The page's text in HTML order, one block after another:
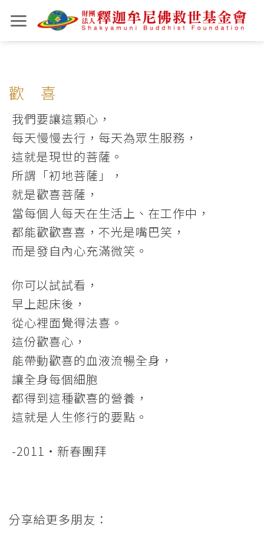
to
content
歡 喜
我們要讓這顆心，
每天慢慢去行，每天為眾生服務，
這就是現世的菩薩。
所謂「初地菩薩」，
就是歡喜菩薩，
當每個人每天在生活上、在工作中，
都能歡歡喜喜，不光是嘴巴笑，
而是發自內心充滿微笑。
你可以試試看，
早上起床後，
從心裡面覺得法喜。
這份歡喜心，
能帶動歡喜的血液流暢全身，
讓全身每個細胞
都得到這種歡喜的營養，
這就是人生修行的要點。
-2011‧新春團拜
分享給更多朋友：